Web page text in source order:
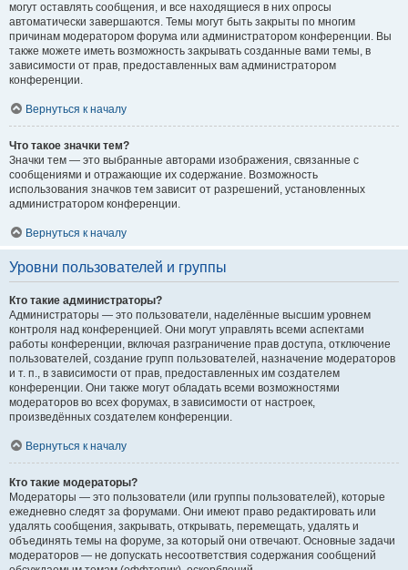
могут оставлять сообщения, и все находящиеся в них опросы
автоматически завершаются. Темы могут быть закрыты по многим
причинам модератором форума или администратором конференции. Вы
также можете иметь возможность закрывать созданные вами темы, в
зависимости от прав, предоставленных вам администратором
конференции.
Вернуться к началу
Что такое значки тем?
Значки тем — это выбранные авторами изображения, связанные с
сообщениями и отражающие их содержание. Возможность
использования значков тем зависит от разрешений, установленных
администратором конференции.
Вернуться к началу
Уровни пользователей и группы
Кто такие администраторы?
Администраторы — это пользователи, наделённые высшим уровнем
контроля над конференцией. Они могут управлять всеми аспектами
работы конференции, включая разграничение прав доступа, отключение
пользователей, создание групп пользователей, назначение модераторов
и т. п., в зависимости от прав, предоставленных им создателем
конференции. Они также могут обладать всеми возможностями
модераторов во всех форумах, в зависимости от настроек,
произведённых создателем конференции.
Вернуться к началу
Кто такие модераторы?
Модераторы — это пользователи (или группы пользователей), которые
ежедневно следят за форумами. Они имеют право редактировать или
удалять сообщения, закрывать, открывать, перемещать, удалять и
объединять темы на форуме, за который они отвечают. Основные задачи
модераторов — не допускать несоответствия содержания сообщений